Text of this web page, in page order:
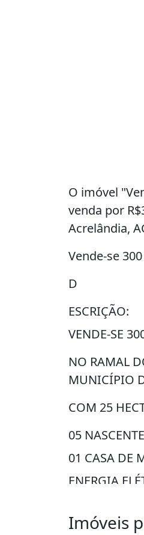
O imóvel
venda por
Acrelândia,
Vende-se
D
ESCRIÇÃO:
VENDE-SE
NO RAMAL
MUNICÍPIO
COM 25
05
01 CASA DE
ENERGIA
TODA
Imóveis